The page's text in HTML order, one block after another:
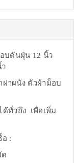
บดันฝุ่น 12 นิ้ว
าผนัง ตัวผ้าม็อบ
ด้ทั่วถึง เพื่อเพิ่ม
อ :
ด